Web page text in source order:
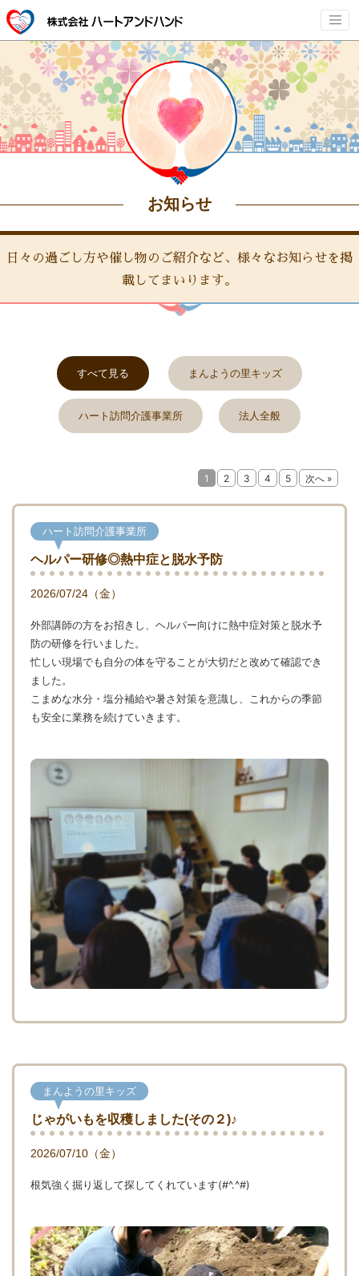
お知らせ
日々の過ごし方や催し物のご紹介など、様々なお知らせを掲
載してまいります。
すべて見る まんようの里キッズ
ハート訪問介護事業所 法人全般
1 2 3 4 5 次へ »
ハート訪問介護事業所
ヘルパー研修◎熱中症と脱水予防
2026/07/24（金）
外部講師の方をお招きし、ヘルパー向けに熱中症対策と脱水予
防の研修を行いました。
忙しい現場でも自分の体を守ることが大切だと改めて確認でき
ました。
こまめな水分・塩分補給や暑さ対策を意識し、これからの季節
も安全に業務を続けていきます。
まんようの里キッズ
じゃがいもを収穫しました(その２)♪
2026/07/10（金）
根気強く掘り返して探してくれています(#^.^#)